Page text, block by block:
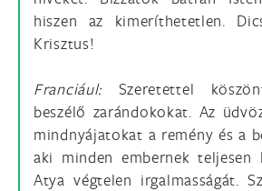
hiszen az kimeríthetetlen.
Krisztus!
Franciául: Szeretettel
beszélő zarándokokat. Az
mindnyájatokat a remény és a
aki minden embernek teljesen
Atya végtelen irgalmasságát.